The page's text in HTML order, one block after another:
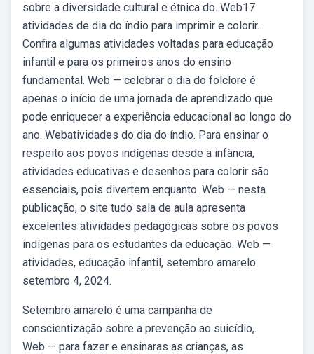
sobre a diversidade cultural e étnica do. Web17
atividades de dia do índio para imprimir e colorir.
Confira algumas atividades voltadas para educação
infantil e para os primeiros anos do ensino
fundamental. Web — celebrar o dia do folclore é
apenas o início de uma jornada de aprendizado que
pode enriquecer a experiência educacional ao longo do
ano. Webatividades do dia do índio. Para ensinar o
respeito aos povos indígenas desde a infância,
atividades educativas e desenhos para colorir são
essenciais, pois divertem enquanto. Web — nesta
publicação, o site tudo sala de aula apresenta
excelentes atividades pedagógicas sobre os povos
indígenas para os estudantes da educação. Web —
atividades, educação infantil, setembro amarelo
setembro 4, 2024.
Setembro amarelo é uma campanha de
conscientização sobre a prevenção ao suicídio,.
Web — para fazer e ensinaras as crianças, as